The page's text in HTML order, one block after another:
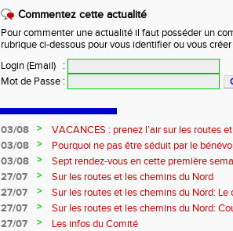
Commentez cette actualité
Pour commenter une actualité il faut posséder un
rubrique ci-dessous pour vous identifier ou vous
Login (Email)
:
Mot de Passe :
03/08 >
VACANCES : prenez l’air sur les routes
03/08
>
Pourquoi ne pas être séduit par le
?...
03/08 >
Sept rendez-vous en cette première
27/07
>
Sur les routes et les chemins du Nord
27/07
>
Sur les routes et les chemins du Nord:
27/07
>
Sur les routes et les chemins du Nord:
Marque
27/07 >
Les infos du Comité